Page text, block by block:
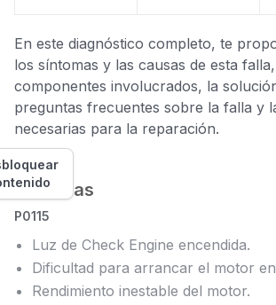
En este diagnóstico completo, te
los síntomas y las causas de esta
componentes involucrados, la
preguntas frecuentes sobre la falla y
necesarias para la reparación.
Síntomas
P0115
Luz de Check Engine encendida.
Dificultad para arrancar el motor
Rendimiento inestable del motor.